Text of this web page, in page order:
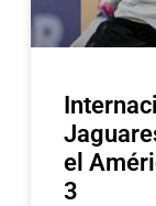
el
3